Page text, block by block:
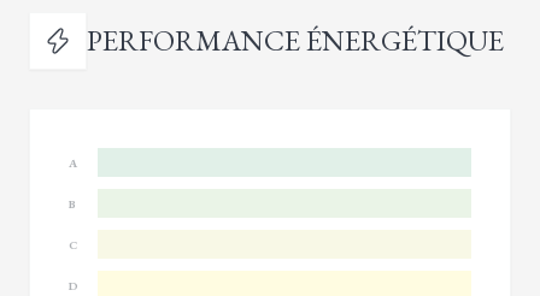
PERFORMANCE ÉNERGÉTIQUE
A
B
C
D